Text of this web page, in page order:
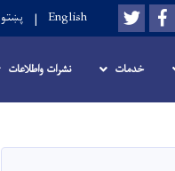
Youtube
Facebook
Twitter
English پښتو
خدمات نشرات واطلاعات